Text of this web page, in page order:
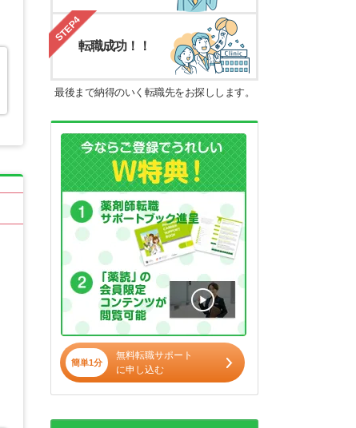
STEP4
転職成功！！
最後まで納得のいく転職先をお探しします。
簡単1分
無料転職サポート
に申し込む